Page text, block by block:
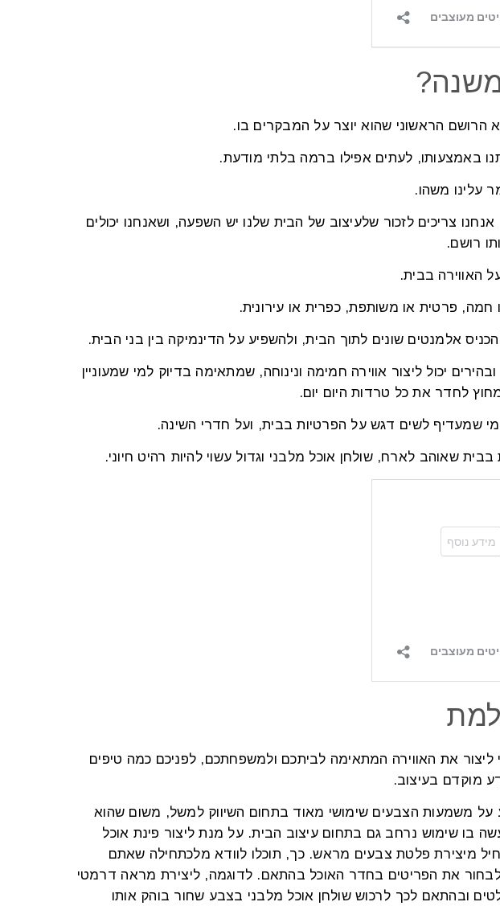
הראשוני שהוא יוצר על המבקרים בו.
באמצעותו, לעתים אפילו ברמה בלתי מודעת.
עלינו משהו.
צריכים לזכור שלעיצוב של הבית שלנו יש השפעה, ושאנחנו יכולים
רושם.
האווירה בבית.
חמה, פרטית או משותפת, כפרית או עירונית.
אלמנטים שונים לתוך הבית, ולהשפיע על הדינמיקה בין בני הבית.
יכול ליצור אווירה חמימה ונינוחה, שמתאימה בדיוק למי שמעוניין
לחדר את כל טרדות היום יום.
שמעדיף לשים דגש על הפרטיות בבית, ועל חדרי השינה.
בבית שאוהב לארח, שולחן אוכל מלבני וגדול עשוי להיות רהיט חיוני.
את האווירה המתאימה לביתכם ולמשפחתכם, לפניכם כמה טיפים
מוקדם בעיצוב.
על משמעות הצבעים שימושי מאוד בתחום השיווק למשל, משום שהוא
בו שימוש נרחב גם בתחום עיצוב הבית. על מנת ליצור פינת אוכל
מיצירת פלטת צבעים מראש. כך, תוכלו לוודא מלכתחילה שאתם
את הפריטים בחדר האוכל בהתאם. לדוגמה, ליצירת מראה דרמטי
ובהתאם לכך לרכוש שולחן אוכל מלבני בצבע שחור בוהק אותו